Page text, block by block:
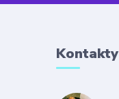
Kontakty